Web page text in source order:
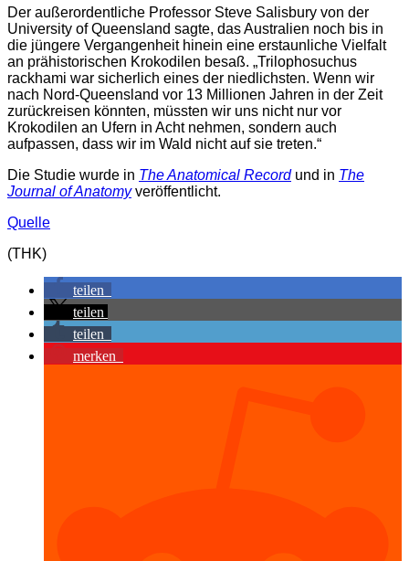
Der außerordentliche Professor Steve Salisbury von der
University of Queensland sagte, das Australien noch bis in
die jüngere Vergangenheit hinein eine erstaunliche Vielfalt
an prähistorischen Krokodilen besaß. „Trilophosuchus
rackhami war sicherlich eines der niedlichsten. Wenn wir
nach Nord-Queensland vor 13 Millionen Jahren in der Zeit
zurückreisen könnten, müssten wir uns nicht nur vor
Krokodilen an Ufern in Acht nehmen, sondern auch
aufpassen, dass wir im Wald nicht auf sie treten.“
Die Studie wurde in The Anatomical Recordund in The
Journal of Anatomyveröffentlicht.
Quelle
(THK)
teilen
teilen
teilen
merken